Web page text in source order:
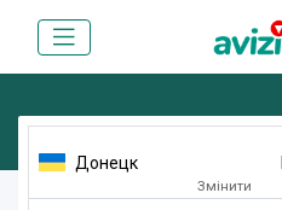
Донецк
Змінити